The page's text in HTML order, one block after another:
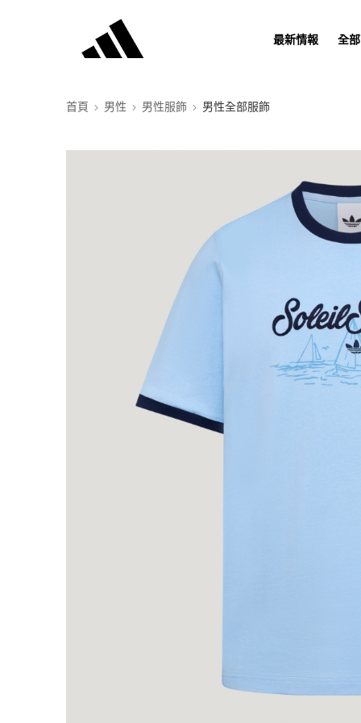
最新情報 全
首頁 男性 男性服飾 男性全部服飾